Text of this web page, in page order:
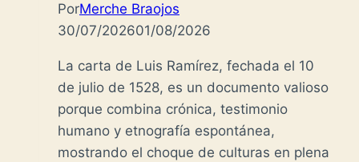
PorMerche Braojos
30/07/202601/08/2026
La carta de Luis Ramírez, fechada el 10
de julio de 1528, es un documento valioso
porque combina crónica, testimonio
humano y etnografía espontánea,
mostrando el choque de culturas en plena